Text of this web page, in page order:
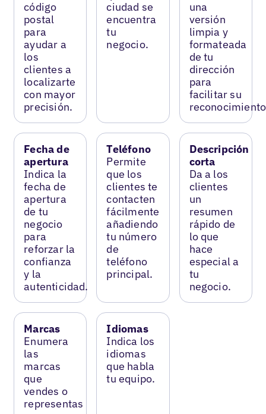
código
postal
para
ayudar a
los
clientes a
localizarte
con mayor
precisión.
ciudad se
encuentra
tu
negocio.
una
versión
limpia y
formateada
de tu
dirección
para
facilitar su
Fecha de
apertura
Indica la
fecha de
apertura
de tu
negocio
para
reforzar la
confianza
y la
autenticidad.
Teléfono
Permite
que los
clientes te
contacten
fácilmente
añadiendo
tu número
de
teléfono
principal.
Descripción
corta
Da a los
clientes
un
resumen
rápido de
lo que
hace
especial a
tu
negocio.
Marcas
Enumera
las
marcas
que
vendes o
representas
Idiomas
Indica los
idiomas
que habla
tu equipo.